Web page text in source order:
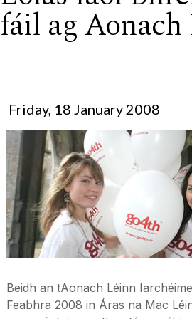
fáil ag
Friday, 18 January 2008
Beidh an tAonach Léinn
Feabhra 2008 in Áras na Mac